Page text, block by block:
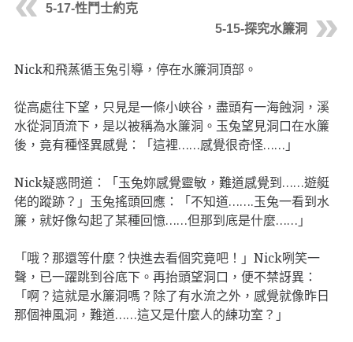
5-17-性鬥士約克
5-15-探究水簾洞
Nick和飛蒸循玉兔引導，停在水簾洞頂部。
從高處往下望，只見是一條小峽谷，盡頭有一海蝕洞，溪
水從洞頂流下，是以被稱為水簾洞。玉兔望見洞口在水簾
後，竟有種怪異感覺：「這裡……感覺很奇怪……」
Nick疑惑問道：「玉兔妳感覺靈敏，難道感覺到……遊艇
佬的蹤跡？」玉兔搖頭回應：「不知道…….玉兔一看到水
簾，就好像勾起了某種回憶……但那到底是什麼……」
「哦？那還等什麼？快進去看個究竟吧！」Nick咧笑一
聲，已一躍跳到谷底下。再抬頭望洞口，便不禁訝異：
「啊？這就是水簾洞嗎？除了有水流之外，感覺就像昨日
那個神風洞，難道……這又是什麼人的練功室？」